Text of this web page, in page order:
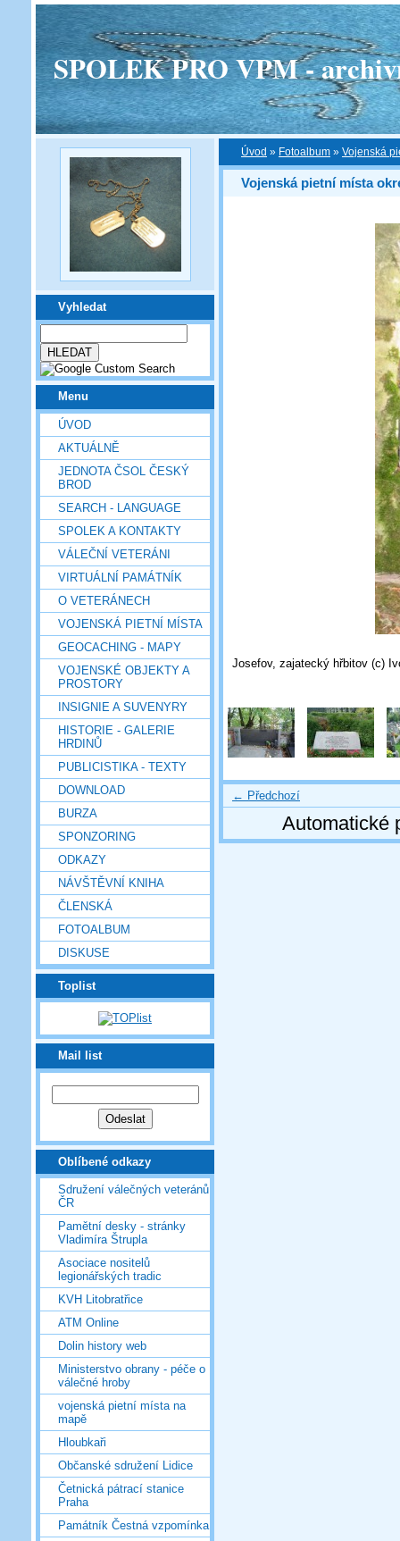
SPOLEK PRO VPM -
Vyhledat
Menu
ÚVOD
AKTUÁLNĚ
JEDNOTA ČSOL ČESKÝ
BROD
SEARCH - LANGUAGE
SPOLEK A KONTAKTY
VÁLEČNÍ VETERÁNI
VIRTUÁLNÍ PAMÁTNÍK
O VETERÁNECH
VOJENSKÁ PIETNÍ MÍSTA
GEOCACHING - MAPY
VOJENSKÉ OBJEKTY A
PROSTORY
INSIGNIE A SUVENYRY
HISTORIE - GALERIE
HRDINŮ
PUBLICISTIKA - TEXTY
DOWNLOAD
BURZA
SPONZORING
ODKAZY
NÁVŠTĚVNÍ KNIHA
ČLENSKÁ
FOTOALBUM
DISKUSE
Toplist
Mail list
Oblíbené odkazy
Sdružení válečných veteránů
ČR
Pamětní desky - stránky
Vladimíra Štrupla
Asociace nositelů
legionářských tradic
KVH Litobratřice
ATM Online
Dolin history web
Ministerstvo obrany - péče o
válečné hroby
vojenská pietní místa na
mapě
Hloubkaři
Občanské sdružení Lidice
Četnická pátrací stanice
Praha
Památník Čestná vzpomínka
Úvod » Fotoalbum » Vojenská
Vojenská pietní místa
Josefov, zajatecký hřbitov (c)
← Předchozí
Automatické